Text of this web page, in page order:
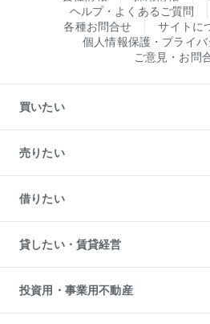
ヘルプ・よくあるご質問
各種お問合せ
サイトに
個人情報保護・プライ
ご意見・お問
買いたい
新築・分譲マンションの購入
中古マンションの購入
一戸建ての購入
中古一戸建ての購入
不動産購入の流れ
注目キーワード物件特集
購入ガイド
English 繁体中文簡体中文
売りたい
一戸建ての売却・査定
土地の売却・査定
スピードAI査定
不動産査定について
不動産売却の流れ
不動産買換えの流れ
売却ガイド
借りたい
オフィス・店舗の賃貸
借りるときの流れ
借りるガイド
貸したい・賃貸経営
マンション賃料データ
賃貸管理プラン
リロケーションについて
投資用・事業用不動産